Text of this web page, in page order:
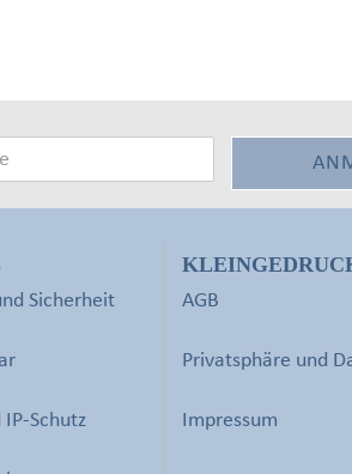
Sicherheit
Schutz
AGB
Privatsphäre und
Impressum